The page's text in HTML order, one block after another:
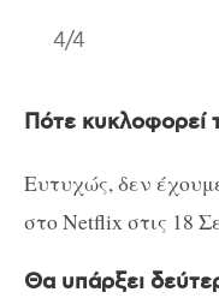
4/4
Πότε κυκλοφορεί
Ευτυχώς, δεν
στο Netflix στις 18
Θα υπάρξει